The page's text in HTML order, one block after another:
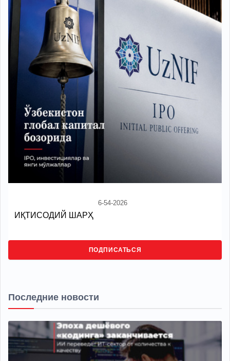
6-54-2026
ИҚТИСОДИЙ ШАРҲ
ПОДПИСАТЬСЯ
Последние новости